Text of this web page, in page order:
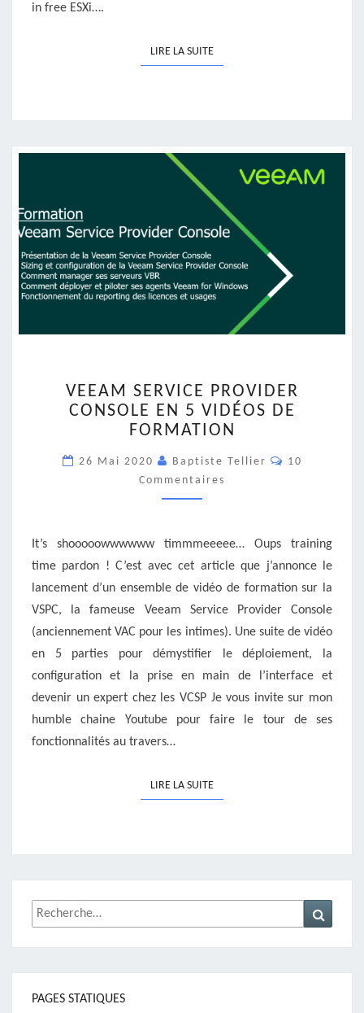
in free ESXi….
LIRE LA SUITELIRE LA SUITE
SERVICE
PROVIDER
CONSOLE
5
VIDÉOS
DE
VEEAM SERVICE PROVIDER
CONSOLE EN 5 VIDÉOS DE
FORMATION
26 Mai 2020 Baptiste Tellier
10
Commentaires
It’s shooooowwwwww timmmeeeee… Oups training
time pardon ! C’est avec cet article que j’annonce le
lancement d’un ensemble de vidéo de formation sur la
VSPC, la fameuse Veeam Service Provider Console
(anciennement VAC pour les intimes). Une suite de vidéo
en 5 parties pour démystifier le déploiement, la
configuration et la prise en main de l’interface et
devenir un expert chez les VCSP Je vous invite sur mon
humble chaine Youtube pour faire le tour de ses
fonctionnalités au travers…
LIRE LA SUITELIRE LA SUITE
Rechercher :
PAGES STATIQUES